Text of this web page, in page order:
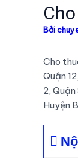
Bởi
Cho
Quận
2,
Huyện